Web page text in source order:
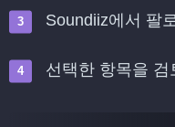
Soundiiz에서 팔
선택한 항목을